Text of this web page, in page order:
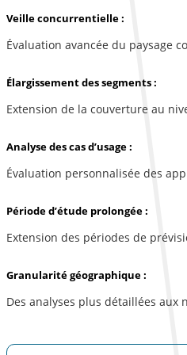
Veille concurrentielle :
Évaluation avancée du paysage
Élargissement des segments :
Extension de la couverture au
Analyse des cas d’usage :
Évaluation personnalisée des
Période d’étude prolongée :
Extension des périodes de
Granularité géographique :
Des analyses plus détaillées aux